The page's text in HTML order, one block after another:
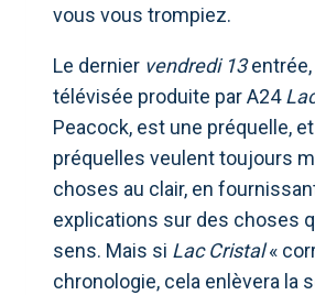
vous vous trompiez.
Le dernier vendredi 13
télévisée produite par A24
Peacock, est une préquelle,
préquelles veulent toujours
choses au clair, en
explications sur des choses
sens. Mais si Lac Cristal«
chronologie, cela enlèvera la